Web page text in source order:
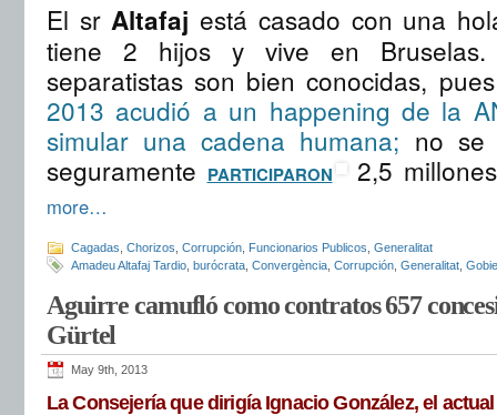
El sr Altafaj está casado con una
tiene 2 hijos y vive en Bruselas.
separatistas son bien conocidas,
2013 acudió a un happening de la
simular una cadena humana; no se
seguramente PARTICIPARON 2,5
more…
Cagadas Chorizos Corrupción Funcionarios Publicos Generalitat
Amadeu Altafaj Tardio burócrata Convergència Corrupción Generalitat
Aguirre camufló como contratos 657
Gürtel
May 9th, 2013
La Consejería que dirigía Ignacio González, el